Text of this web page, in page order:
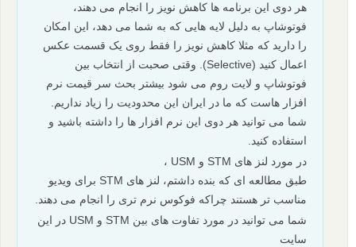
هر دوی این برنامه ها کاهش نویز را انجام می دهند،
فوتوشاپ به دلیل لایه هایی که به شما می دهد، این امکان
را دارید که مثلا کاهش نویز را فقط روی یک قسمت عکس
اعمال کنید (Selective). وقتی صحبت از انتخاب بین
فوتوشاپ و لایت روم می شود بیشتر بحث سر قیمت نرم
افزار هاست که ما در ایران این محدودیت را زیاد نداریم.
شما می توانید هر دوی این نرم افزار ها را داشته باشید و
استفاده کنید.
در مورد لنز های STM و USM ،
طبق مطالعه ای که بنده داشتم، لنز های STM برای ویدیو
مناسب تر هستند چراکه فوکوس نرم تری را انجام می دهند.
شما می توانید در مورد تفاوت های بین STM و USM در این
سایت